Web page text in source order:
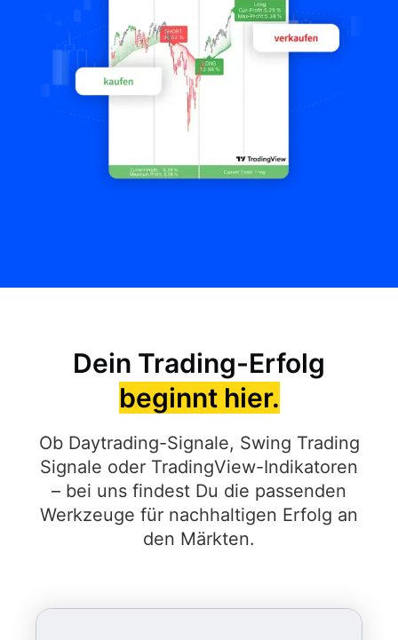
Dein Trading-Erfolg
beginnt hier.
Ob Daytrading-Signale, Swing Trading
Signale oder TradingView-Indikatoren
– bei uns findest Du die passenden
Werkzeuge für nachhaltigen Erfolg an
den Märkten.